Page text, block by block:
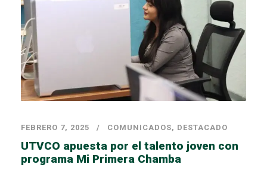
FEBRERO 7, 2025 COMUNICADOS, DESTACADO
UTVCO apuesta por el talento joven con
programa Mi Primera Chamba